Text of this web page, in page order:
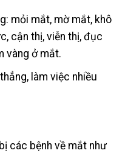
mỏi mắt, mờ mắt, khô
cận thị, viễn thị, đục
vàng ở mắt.
làm việc nhiều
các bệnh về mắt như